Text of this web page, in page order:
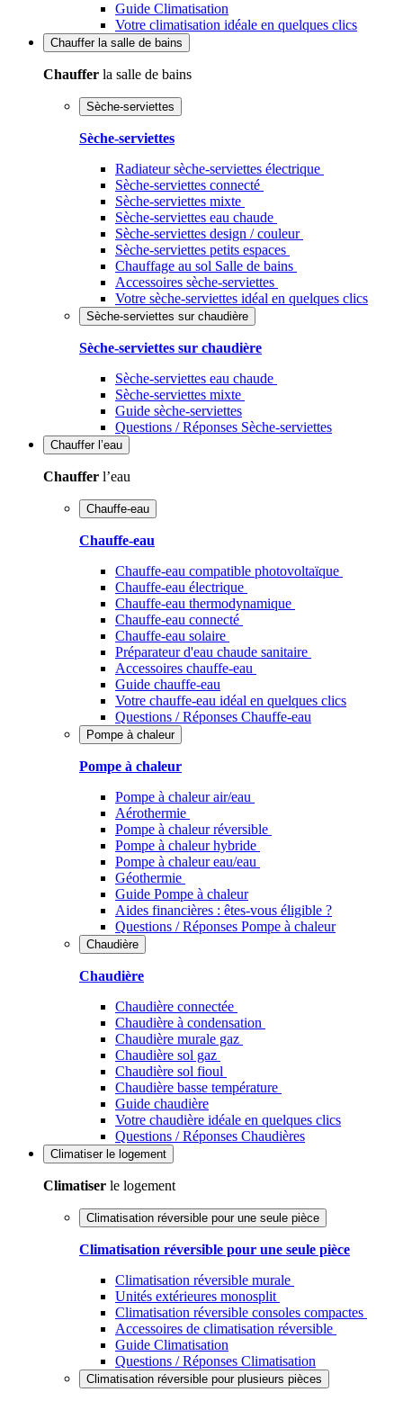
Guide Climatisation
Votre climatisation idéale en quelques clics
Chauffer la salle de bains
Chauffer la salle de bains
Sèche-serviettes
Sèche-serviettes
Radiateur sèche-serviettes électrique
Sèche-serviettes connecté
Sèche-serviettes mixte
Sèche-serviettes eau chaude
Sèche-serviettes design / couleur
Sèche-serviettes petits espaces
Chauffage au sol Salle de bains
Accessoires sèche-serviettes
Votre sèche-serviettes idéal en quelques clics
Sèche-serviettes sur chaudière
Sèche-serviettes sur chaudière
Sèche-serviettes eau chaude
Sèche-serviettes mixte
Guide sèche-serviettes
Questions / Réponses Sèche-serviettes
Chauffer l’eau
Chauffer l’eau
Chauffe-eau
Chauffe-eau
Chauffe-eau compatible photovoltaïque
Chauffe-eau électrique
Chauffe-eau thermodynamique
Chauffe-eau connecté
Chauffe-eau solaire
Préparateur d'eau chaude sanitaire
Accessoires chauffe-eau
Guide chauffe-eau
Votre chauffe-eau idéal en quelques clics
Questions / Réponses Chauffe-eau
Pompe à chaleur
Pompe à chaleur
Pompe à chaleur air/eau
Aérothermie
Pompe à chaleur réversible
Pompe à chaleur hybride
Pompe à chaleur​ eau/eau
Géothermie
Guide Pompe à chaleur
Aides financières : êtes-vous éligible ?
Questions / Réponses Pompe à chaleur
Chaudière
Chaudière
Chaudière connectée
Chaudière à condensation
Chaudière murale gaz
Chaudière sol gaz
Chaudière sol fioul
Chaudière basse température
Guide chaudière
Votre chaudière idéale en quelques clics
Questions / Réponses Chaudières
Climatiser le logement
Climatiser le logement
Climatisation réversible pour une seule pièce
Climatisation réversible pour une seule pièce
Climatisation réversible murale
Unités extérieures monosplit
Climatisation réversible consoles compactes
Accessoires de climatisation réversible
Guide Climatisation
Questions / Réponses Climatisation
Climatisation réversible pour plusieurs pièces